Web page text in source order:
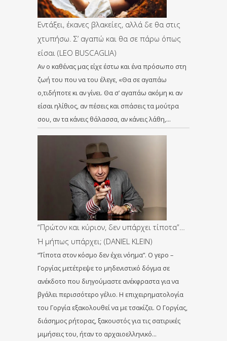
Εντάξει, έκανες βλακείες, αλλά δε θα στις
χτυπήσω. Σ’ αγαπώ και θα σε πάρω όπως
είσαι (LEO BUSCAGLIA)
Αν ο καθένας μας είχε έστω και ένα πρόσωπο στη
ζωή του που να του έλεγε, «Θα σε αγαπάω
ο,τιδήποτε κι αν γίνει. Θα σ’ αγαπάω ακόμη κι αν
είσαι ηλίθιος, αν πέσεις και σπάσεις τα μούτρα
σου, αν τα κάνεις θάλασσα, αν κάνεις λάθη,…
“Πρώτον και κύριον, δεν υπάρχει τίποτα”…
Ή μήπως υπάρχει; (DANIEL KLEIN)
“Τίποτα στον κόσμο δεν έχει νόημα”. Ο γερο –
Γοργίας μετέτρεψε το μηδενιστικό δόγμα σε
ανέκδοτο που διηγούμαστε ανέκφραστα για να
βγάλει περισσότερο γέλιο. Η επιχειρηματολογία
του Γοργία εξακολουθεί να με τσακίζει. Ο Γοργίας,
διάσημος ρήτορας, ξακουστός για τις σατιρικές
μιμήσεις του, ήταν το αρχαιοελληνικό…